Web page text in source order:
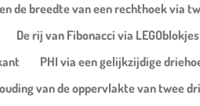
de breedte van een rechthoek via
De rij van Fibonacci via LEGOblokjes
PHI via een gelijkzijdige
van de oppervlakte van twee